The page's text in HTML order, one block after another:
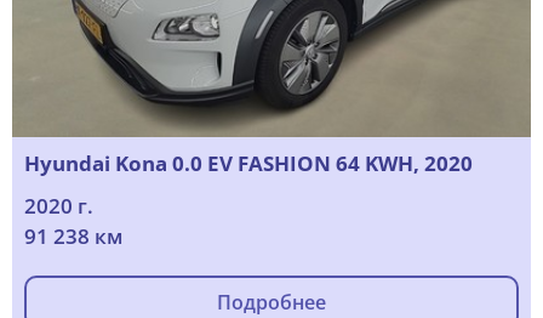
Hyundai Kona 0.0 EV FASHION 64 KWH, 2020
2020 г.
91 238 км
Подробнее